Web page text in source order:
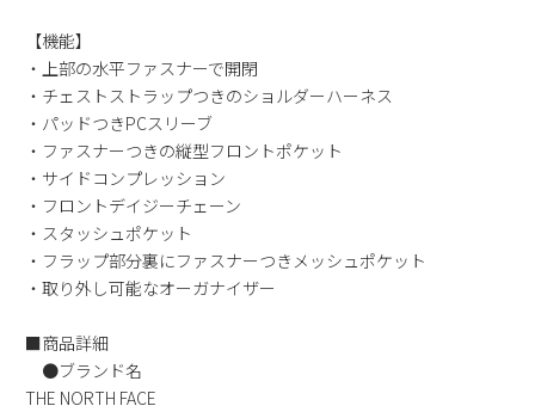
プライバシーポリシー
特定商取引法に基づく表示
お問い合わせ
【機能】
・上部の水平ファスナーで開閉
・チェストストラップつきのショルダーハーネス
・パッドつきPCスリーブ
・ファスナーつきの縦型フロントポケット
・サイドコンプレッション
・フロントデイジーチェーン
・スタッシュポケット
・フラップ部分裏にファスナーつきメッシュポケット
・取り外し可能なオーガナイザー
■商品詳細
●ブランド名
THE NORTH FACE